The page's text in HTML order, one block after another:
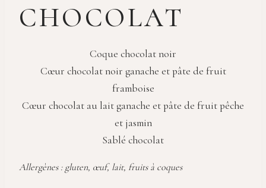
CHOCOLAT
Coque chocolat noir
Cœur chocolat noir ganache et pâte de fruit
framboise
Cœur chocolat au lait ganache et pâte de fruit pêche
et jasmin
Sablé chocolat
Allergènes : gluten, œuf, lait, fruits à coques